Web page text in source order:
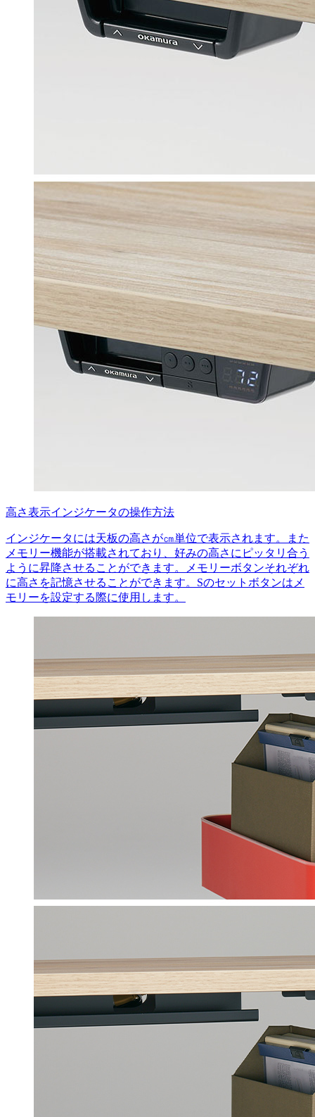
高さ表示インジケータの操作方法
インジケータには天板の高さが㎝単位で表示されます。また
メモリー機能が搭載されており、好みの高さにピッタリ合う
ように昇降させることができます。メモリーボタンそれぞれ
に高さを記憶させることができます。Sのセットボタンはメ
モリーを設定する際に使用します。